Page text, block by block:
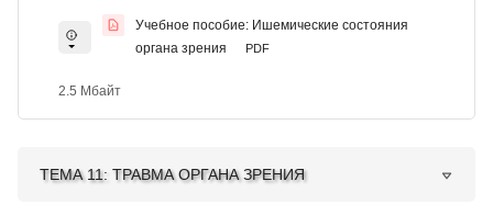
Учебное пособие: Ишемические состояния
органа зрения
PDF
2.5 Мбайт
ТЕМА 11: ТРАВМА ОРГАНА ЗРЕНИЯ